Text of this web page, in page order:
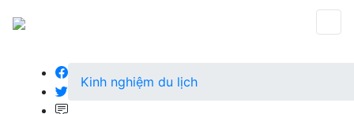
Kinh nghiệm du lịch